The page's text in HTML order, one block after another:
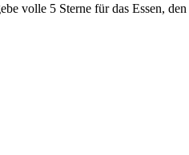
volle 5 Sterne für das Essen,